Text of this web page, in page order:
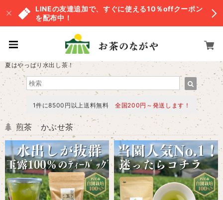
LINEの友達追加で、すぐに使える10％offクーポン
を配布中！
夏はやっぱり水出し茶！
1件に8500円以上送料無料 全国200円～発送します！
煎茶 かぶせ茶